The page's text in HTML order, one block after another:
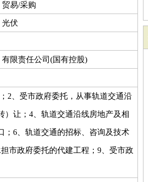
贸易/采购
光伏
有限责任公司(国有控股)
2、受市政府委托，从事轨道交通沿
）让；4、轨道交通沿线房地产及相
；6、轨道交通的招标、咨询及技术
市政府委托的代建工程；9、受市政